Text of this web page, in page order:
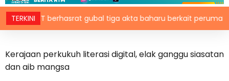
TERKINI
KPKT berhasrat gubal tiga akta baharu berkait perumahan
Kerajaan perkukuh literasi digital, elak ganggu siasatan
dan aib mangsa